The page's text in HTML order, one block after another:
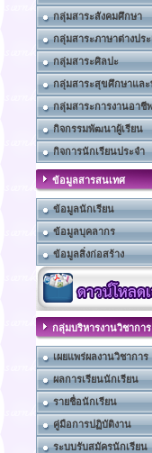
กลุ่มสาระสังคมศึกษา
กลุ่มสาระภาษาต่างประ
กลุ่มสาระศิลปะ
กลุ่มสาระสุขศึกษาแล
กลุ่มสาระการงานอาชีพ
กิจกรรมพัฒนาผู้เรียน
กิจการนักเรียนประจำ
ข้อมูลสารสนเทศ
ข้อมูลนักเรียน
ข้อมูลบุคลากร
ข้อมูลสิ่งก่อสร้าง
กลุ่มบริหารงานวิชาการ
เผยแพร่ผลงานวิชาการ
ผลการเรียนนักเรียน
รายชื่อนักเรียน
คู่มือการปฏิบัติงาน
ระบบรับสมัครนักเรียน